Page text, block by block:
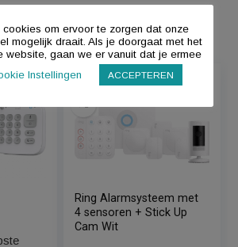
in jouw huis, zoals
Let op: je hebt een Ring Protect
te gebruiken, zoals het opslaan en
3,99 per maand.
cookies om ervoor te zorgen dat onze
Cookie Instellingen ACCEPTEREN